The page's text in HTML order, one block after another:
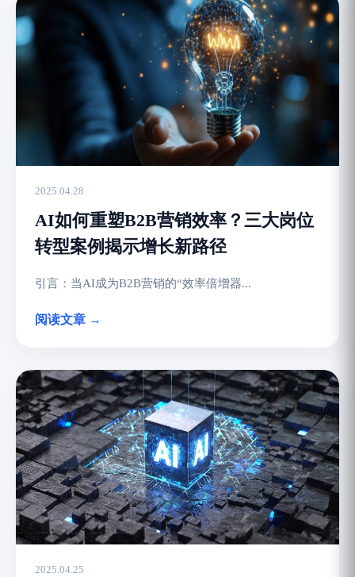
2025.04.28
AI如何重塑B2B营销效率？三大岗位
转型案例揭示增长新路径
引言：当AI成为B2B营销的“效率倍增器...
阅读文章 →
2025.04.25